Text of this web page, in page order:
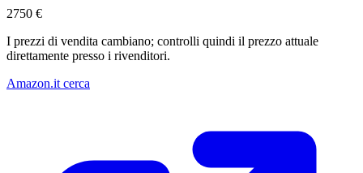
2750 €
I prezzi di vendita cambiano; controlli quindi il prezzo attuale
direttamente presso i rivenditori.
Amazon.it cerca